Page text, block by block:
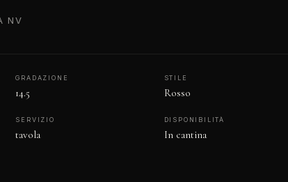
NV
GRADAZIONE
14.5
STILE
Rosso
SERVIZIO
tavola
DISPONIBILITÀ
In cantina